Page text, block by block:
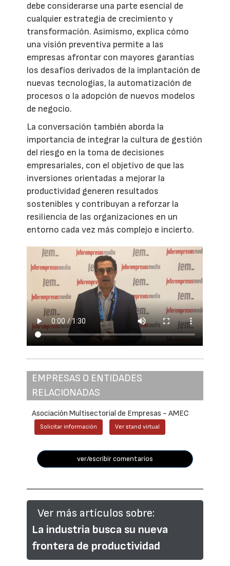
debe considerarse una parte esencial de
cualquier estrategia de crecimiento y
transformación. Asimismo, explica cómo
una visión preventiva permite a las
empresas afrontar con mayores garantías
los desafíos derivados de la implantación de
nuevas tecnologías, la automatización de
procesos o la adopción de nuevos modelos
de negocio.
La conversación también aborda la
importancia de integrar la cultura de gestión
del riesgo en la toma de decisiones
empresariales, con el objetivo de que las
inversiones orientadas a mejorar la
productividad generen resultados
sostenibles y contribuyan a reforzar la
resiliencia de las organizaciones en un
entorno cada vez más complejo e incierto.
EMPRESAS O ENTIDADES
RELACIONADAS
Asociación Multisectorial de Empresas - AMEC
Solicitar información Ver stand virtual
ver/escribir comentarios
Ver más artículos sobre:
La industria busca su nueva
frontera de productividad